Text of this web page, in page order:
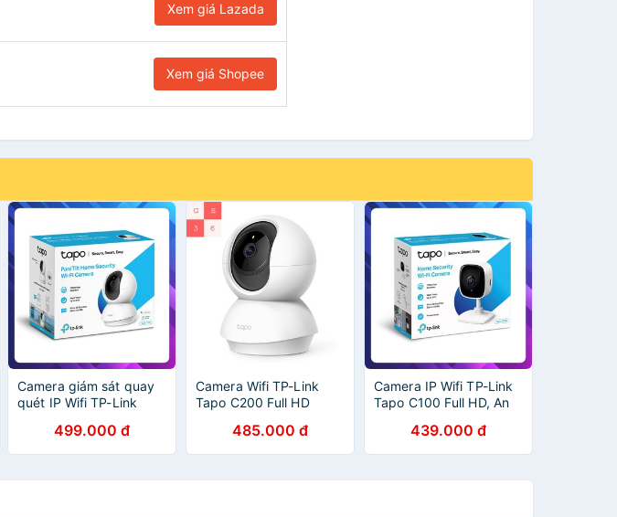
Xem giá Lazada
Xem giá Shopee
Camera giám sát quay
quét IP Wifi TP-Link
Ninh Gia Đình (Chính
Hãng TP-Link Việt Nam)
499.000 đ
Camera Wifi TP-Link
Tapo C200 Full HD
An Ninh Gia Đình Có Thể
Điều Chỉnh Hướng -
485.000 đ
Camera IP Wifi TP-Link
Tapo C100 Full HD, An
(Chính Hãng TP-Link
Việt Nam)
439.000 đ